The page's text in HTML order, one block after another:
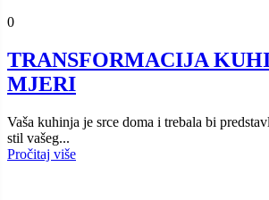
0
TRANSFORMACIJA
MJERI
Vaša kuhinja je srce doma i trebala bi
stil vašeg...
Pročitaj više